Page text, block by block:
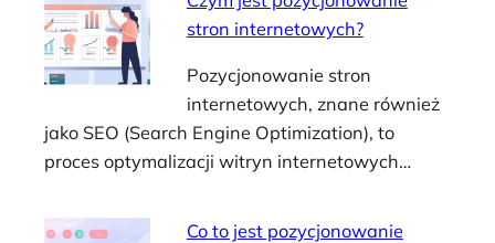
stron internetowych?
Pozycjonowanie stron
internetowych, znane również
jako SEO (Search Engine Optimization), to
proces optymalizacji witryn internetowych…
Co to jest pozycjonowanie